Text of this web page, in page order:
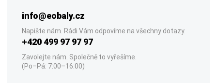
info@eobaly.cz
Napište nám. Rádi Vám odpovíme na všechny dotazy.
+420 499 97 97 97
Zavolejte nám. Společně to vyřešíme.
(Po–Pá: 7:00–16:00)